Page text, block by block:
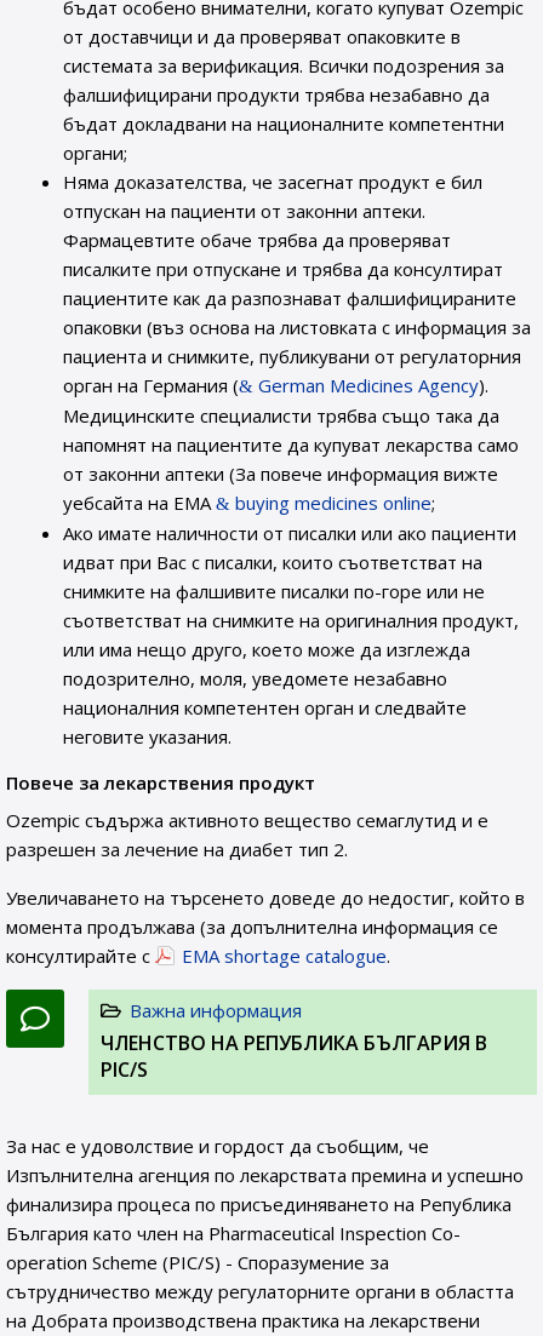
бъдат особено внимателни, когато купуват Ozempic
от доставчици и да проверяват опаковките в
системата за верификация. Всички подозрения за
фалшифицирани продукти трябва незабавно да
бъдат докладвани на националните компетентни
органи;
Няма доказателства, че засегнат продукт е бил
отпускан на пациенти от законни аптеки.
Фармацевтите обаче трябва да проверяват
писалките при отпускане и трябва да консултират
пациентите как да разпознават фалшифицираните
опаковки (въз основа на листовката с информация за
пациента и снимките, публикувани от регулаторния
орган на Германия (
German Medicines Agency).
Медицинските специалисти трябва също така да
напомнят на пациентите да купуват лекарства само
от законни аптеки (За повече информация вижте
уебсайта на ЕМА
buying medicines online;
Ако имате наличности от писалки или ако пациенти
идват при Вас с писалки, които съответстват на
снимките на фалшивите писалки по-горе или не
съответстват на снимките на оригиналния продукт,
или има нещо друго, което може да изглежда
подозрително, моля, уведомете незабавно
националния компетентен орган и следвайте
неговите указания.
Повече за лекарствения продукт
Ozempic съдържа активното вещество семаглутид и е
разрешен за лечение на диабет тип 2.
Увеличаването на търсенето доведе до недостиг, който в
момента продължава (за допълнителна информация се
консултирайте с
EMA shortage catalogue.
Важна информация
ЧЛЕНСТВО НА РЕПУБЛИКА БЪЛГАРИЯ В
PIC/S
За нас е удоволствие и гордост да съобщим, че
Изпълнителна агенция по лекарствата премина и успешно
финализира процеса по присъединяването на Република
България като член на Pharmaceutical Inspection Co-
operation Scheme (PIC/S) - Споразумение за
сътрудничество между регулаторните органи в областта
на Добрата производствена практика на лекарствени